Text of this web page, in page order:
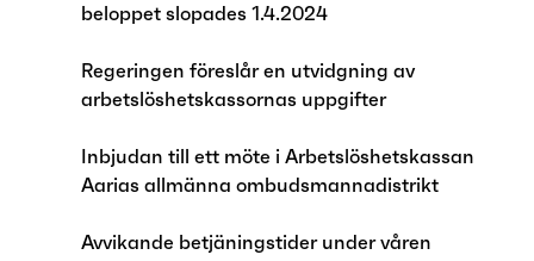
beloppet slopades 1.4.2024
Regeringen föreslår en utvidgning av
arbetslöshetskassornas uppgifter
Inbjudan till ett möte i Arbetslöshetskassan
Aarias allmänna ombudsmannadistrikt
Avvikande betjäningstider under våren